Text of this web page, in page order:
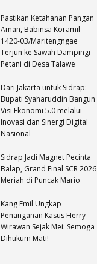
Pastikan Ketahanan Pangan
Aman, Babinsa Koramil
1420-03/Maritengngae
Terjun ke Sawah Dampingi
Petani di Desa Talawe
Dari Jakarta untuk Sidrap:
Bupati Syaharuddin Bangun
Visi Ekonomi 5.0 melalui
Inovasi dan Sinergi Digital
Nasional
Sidrap Jadi Magnet Pecinta
Balap, Grand Final SCR 2026
Meriah di Puncak Mario
Kang Emil Ungkap
Penanganan Kasus Herry
Wirawan Sejak Mei: Semoga
Dihukum Mati!